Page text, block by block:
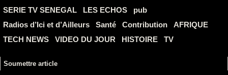
SERIE TV SENEGAL
LES ECHOS
pub
Radios d’Ici et d’Ailleurs
Santé Contribution
AFRIQUE
TECH NEWS
VIDEO DU JOUR HISTOIRE TV
Soumettre article